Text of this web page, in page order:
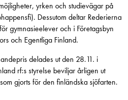
yrken och studievägar på
Dessutom deltar Rederierna
gymnasieelever och i Företagsbyn
och Egentliga Finland.
delades ut den 28.11. i
rf:s styrelse beviljar årligen ut
gjorts för den finländska sjöfarten.